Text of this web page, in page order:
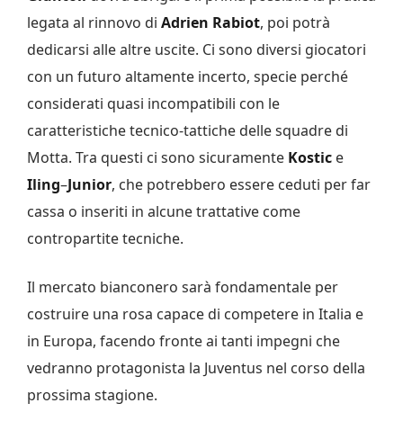
legata al rinnovo di Adrien Rabiot, poi potrà
dedicarsi alle altre uscite. Ci sono diversi giocatori
con un futuro altamente incerto, specie perché
considerati quasi incompatibili con le
caratteristiche tecnico-tattiche delle squadre di
Motta. Tra questi ci sono sicuramente Kostic e
Iling–Junior, che potrebbero essere ceduti per far
cassa o inseriti in alcune trattative come
contropartite tecniche.
Il mercato bianconero sarà fondamentale per
costruire una rosa capace di competere in Italia e
in Europa, facendo fronte ai tanti impegni che
vedranno protagonista la Juventus nel corso della
prossima stagione.